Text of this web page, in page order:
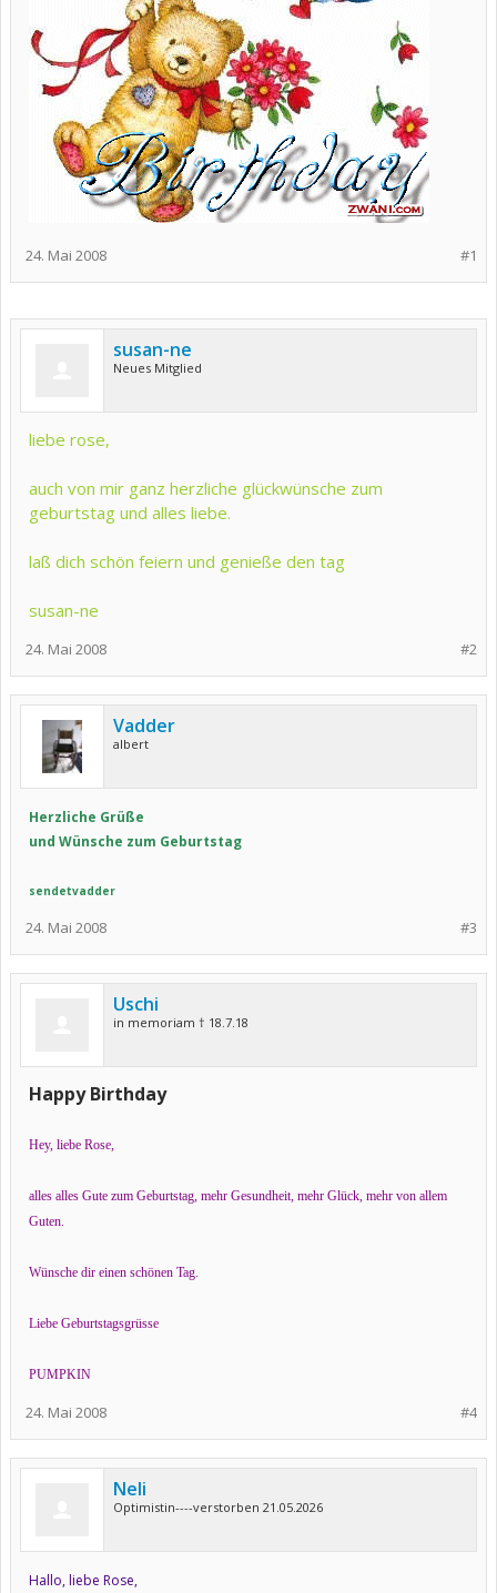
#1
24. Mai 2008
susan-ne
Neues Mitglied
liebe rose,
auch von mir ganz herzliche glückwünsche zum
geburtstag und alles liebe.
laß dich schön feiern und genieße den tag
susan-ne
#2
24. Mai 2008
Vadder
albert
Herzliche Grüße
und Wünsche zum Geburtstag
sendetvadder
#3
24. Mai 2008
Uschi
in memoriam † 18.7.18
Happy Birthday
Hey, liebe Rose,
alles alles Gute zum Geburtstag, mehr Gesundheit, mehr Glück, mehr von allem
Guten.
Wünsche dir einen schönen Tag.
Liebe Geburtstagsgrüsse
PUMPKIN
#4
24. Mai 2008
Neli
Optimistin----verstorben 21.05.2026
Hallo, liebe Rose,